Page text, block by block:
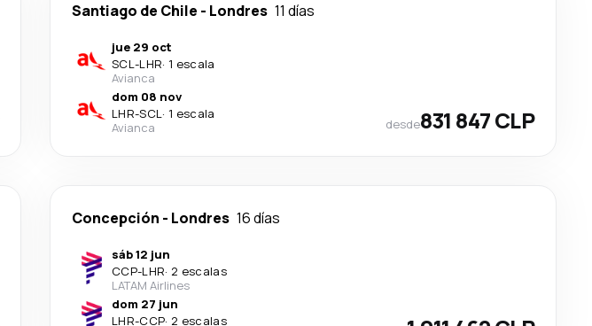
Santiago de Chile - Londres 11 días
jue 29 oct
SCL-LHR· 1 escala
Avianca
dom 08 nov
LHR-SCL· 1 escala
Avianca
desde831 847 CLP
Concepción - Londres 16 días
sáb 12 jun
CCP-LHR· 2 escalas
LATAM Airlines
dom 27 jun
LHR-CCP· 2 escalas